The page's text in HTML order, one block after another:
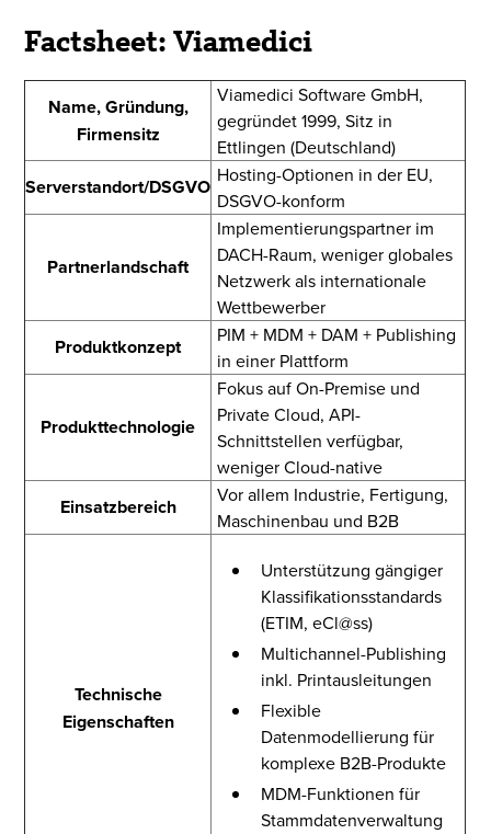
Factsheet: Viamedici
Name, Gründung,
Firmensitz
Viamedici Software GmbH,
gegründet 1999, Sitz in
Ettlingen (Deutschland)
Serverstandort/DSGVO Hosting-Optionen in der EU,
DSGVO-konform
Partnerlandschaft
Implementierungspartner im
DACH-Raum, weniger globales
Netzwerk als internationale
Wettbewerber
Produktkonzept
PIM + MDM + DAM + Publishing
in einer Plattform
Produkttechnologie
Fokus auf On-Premise und
Private Cloud, API-
Schnittstellen verfügbar,
weniger Cloud-native
Einsatzbereich
Vor allem Industrie, Fertigung,
Maschinenbau und B2B
Technische
Eigenschaften
Unterstützung gängiger
Klassifikationsstandards
(ETIM, eCl@ss)
Multichannel-Publishing
inkl. Printausleitungen
Flexible
Datenmodellierung für
komplexe B2B-Produkte
MDM-Funktionen für
Stammdatenverwaltung